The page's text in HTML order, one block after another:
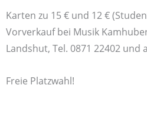
Karten zu 15 € und 12 €
Vorverkauf bei Musik
Landshut, Tel. 0871 22402 und
Freie Platzwahl!